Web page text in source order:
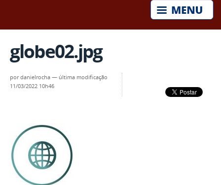
globe02.jpg
pordanielrocha — última modificação
11/03/2022 10h46